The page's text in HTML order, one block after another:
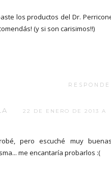
los productos del Dr.
(y si son carisimos!!)
22 DE ENERO DE 2013 A
pero escuché muy
me encantaría probarlos :(